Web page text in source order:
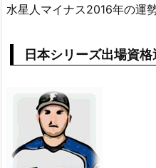
水星人マイナス2016年の運
日本シリーズ出場資格